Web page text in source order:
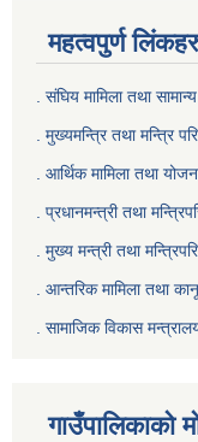
महत्वपुर्ण
. संघिय मामिला तथा
. मुख्यमन्त्रि तथा मन्त्रि
. आर्थिक मामिला तथा
. प्रधानमन्त्री तथा
मुख्य मन्त्री तथा
आन्तरिक मामिला तथा
सामाजिक विकास
गाउँपालिकाको